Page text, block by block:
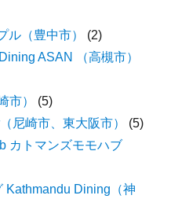
ル（豊中市）
(2)
ASAN （高槻市）
市）
(5)
尼崎市、東大阪市）
(5)
カトマンズモモハブ
Kathmandu Dining（神